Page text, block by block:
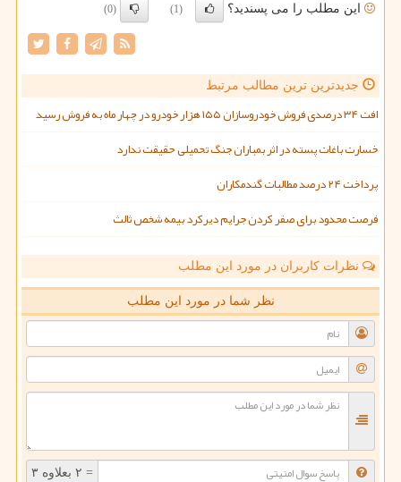
این مطلب را می پسندید؟ (1)
(0)
جدیدترین ترین مطالب مرتبط
افت ۳۴ درصدی فروش خودروسازان ۱۵۵ هزار خودرو در چهار ماه به فروش رسید
خسارت باغات پسته در اثر بمباران جنگ تحمیلی حقیقت ندارد
پرداخت ۲۴ درصد مطالبات گندمکاران
فرصت محدود برای صفر کردن جرایم دیرکرد بیمه شخص ثالث
نظرات کاربران در مورد این مطلب
نظر شما در مورد این مطلب
= ۲ بعلاوه ۳